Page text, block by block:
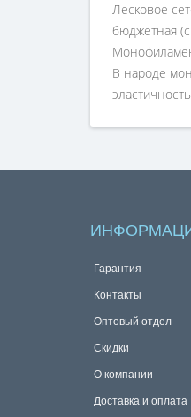
Лесковое
бюджетная
В народе
Гарантия
Контакты
Оптовый отдел
Скидки
О компании
Доставка и оплата